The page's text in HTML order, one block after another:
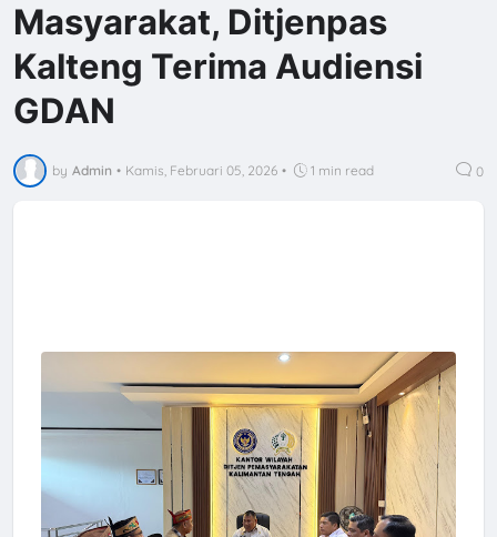
Masyarakat, Ditjenpas
Kalteng Terima Audiensi
GDAN
by Admin • Kamis, Februari 05, 2026 • 1 min read 0